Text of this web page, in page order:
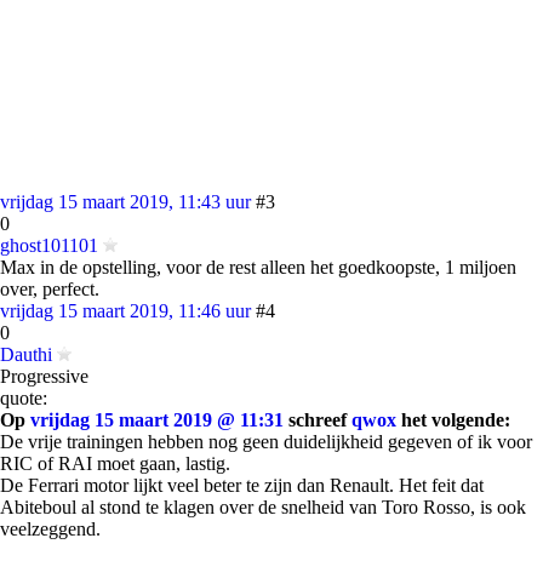
vrijdag 15 maart 2019, 11:43 uur #3
0
ghost101101
Max in de opstelling, voor de rest alleen het goedkoopste, 1 miljoen
over, perfect.
vrijdag 15 maart 2019, 11:46 uur #4
0
Dauthi
Progressive
quote:
Op vrijdag 15 maart 2019 @ 11:31 schreefqwox het volgende:
De vrije trainingen hebben nog geen duidelijkheid gegeven of ik voor
RIC of RAI moet gaan, lastig.
De Ferrari motor lijkt veel beter te zijn dan Renault. Het feit dat
Abiteboul al stond te klagen over de snelheid van Toro Rosso, is ook
veelzeggend.